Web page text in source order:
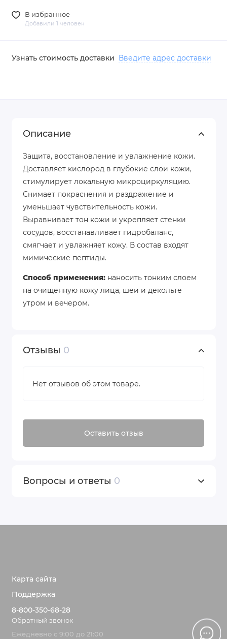
В избранное
Добавили 1 человек
Узнать стоимость доставки Введите адрес доставки
Описание
Защита, восстановление и увлажнение кожи.
Доставляет кислород в глубокие слои кожи,
стимулирует локальную микроциркуляцию.
Снимает покраснения и раздражение и
уменьшает чувствительность кожи.
Выравнивает тон кожи и укрепляет стенки
сосудов, восстанавливает гидробаланс,
смягчает и увлажняет кожу. В состав входят
мимические пептиды.
Способ применения: наносить тонким слоем
на очищенную кожу лица, шеи и декольте
утром и вечером.
Отзывы 0
Нет отзывов об этом товаре.
Оставить отзыв
Вопросы и ответы 0
Карта сайта
Поддержка
8-800-350-68-28
Обратный звонок
Ежедневно с 9:00 до 21:00